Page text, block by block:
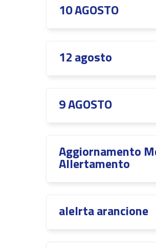
10 AGOSTO
12 agosto
9 AGOSTO
Aggiornamento
Allertamento
alelrta arancione